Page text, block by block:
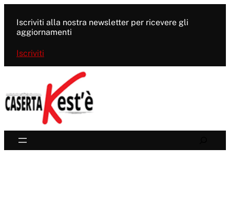
contenuto
Iscriviti alla nostra newsletter per ricevere gli
aggiornamenti
Iscriviti